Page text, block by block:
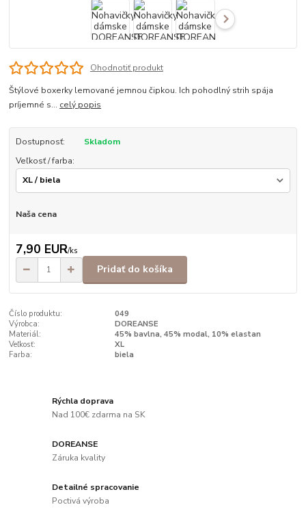
Ohodnotiť produkt
Štýlové boxerky lemované jemnou čipkou. Ich pohodlný strih spája
príjemné s... celý popis
Dostupnosť:
Skladom
Veľkosť / farba:
Naša cena
7,90 EUR/ks
Pridať do košíka
Číslo produktu:
049
Výrobca:
DOREANSE
Materiál:
45% bavlna, 45% modal, 10% elastan
Veľkosť:
XL
Farba:
biela
Rýchla doprava
Nad 100€ zdarma na SK
DOREANSE
Záruka kvality
Detailné spracovanie
Poctivá výroba